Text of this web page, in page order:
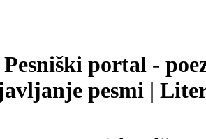
Pesniški portal -
pesmi |